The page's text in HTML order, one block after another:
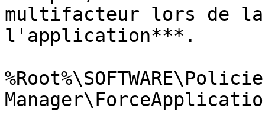
multifacteur lors de la
l'application***.